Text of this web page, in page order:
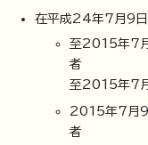
在平成24年7月9日
至2015年7月
者
至2015年7
2015年7月9
者